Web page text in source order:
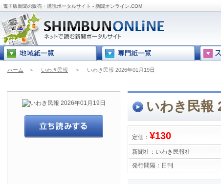
電子版新聞の販売・購読ポータルサイト - 新聞オンライン.COM
ホーム ＞ いわき民報 ＞ いわき民報 2026年01月19日
いわき民報
定価： ¥130
新聞社： いわき民報社
発行間隔： 日刊